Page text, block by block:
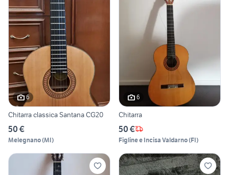
6
Chitarra classica Santana CG20
50 €
Melegnano(MI)
6
Chitarra
50 €
Figline e Incisa Valdarno(FI)